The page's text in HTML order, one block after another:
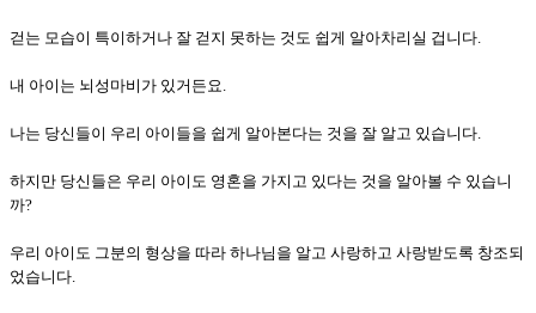
걷는 모습이 특이하거나 잘 걷지 못하는 것도 쉽게 알아차리실 겁니다.
내 아이는 뇌성마비가 있거든요.
나는 당신들이 우리 아이들을 쉽게 알아본다는 것을 잘 알고 있습니다.
하지만 당신들은 우리 아이도 영혼을 가지고 있다는 것을 알아볼 수 있습니
까?
우리 아이도 그분의 형상을 따라 하나님을 알고 사랑하고 사랑받도록 창조되
었습니다.